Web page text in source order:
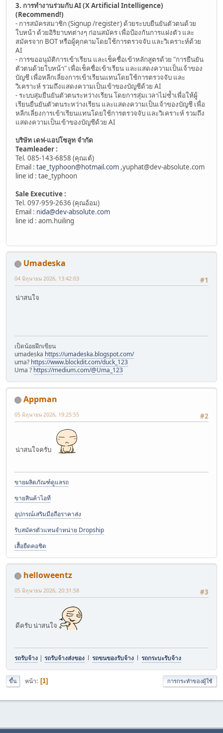
3. การทำงานร่วมกับ AI (X Artificial Intelligence)
(Recommend!)
- การสมัครสมาชิก (Signup /register) ด้วยระบบยืนยันตัวตนด้วย
ใบหน้า ด้วยอิริยาบทต่างๆ ก่อนสมัคร เพื่อป้องกันการแฝงตัว และ
สมัครจาก BOT หรือผู้คุกคามโดยใช้การตรวจจับ และวิเคราะห์ด้วย
AI
- การขออนุมัติการเข้าเรียน และเช็คชื่อเข้าหลักสูตรด้วย "การยืนยัน
ตัวตนด้วยใบหน้า" เพื่อเช็คชื่อเข้าเรียน และแสดงความเป็นเจ้าของ
บัญชี เพื่อหลีกเลี่ยงการเข้าเรียนแทนโดยใช้การตรวจจับ และ
วิเคราะห์ รวมถึงแสดงความเป็นเข้าของบัญชีด้วย AI
- ระบบสุ่มยืนยันตัวตนระหว่างเรียน โดยการสุ่มเวลาไม่ซ้ำเพื่อให้ผู้
เรียนยืนยันตัวตนระหว่างเรียน และแสดงความเป็นเจ้าของบัญชี เพื่อ
หลีกเลี่ยงการเข้าเรียนแทนโดยใช้การตรวจจับ และวิเคราะห์ รวมถึง
แสดงความเป็นเข้าของบัญชีด้วย AI
บริษัท เดฟ-แอปโซลูท จำกัด
Teamleader :
Tel. 085-143-6858 (คุณเต้)
Email : tae_typhoon@hotmail.com ,yuphat@dev-absolute.com
line id : tae_typhoon
Sale Executive :
Tel. 097-959-2636 (คุณอ้อม)
Email : nida@dev-absolute.com
line id : aom.huiling
Umadeska
#1
04 มิถุนายน 2026, 13:42:03
น่าสนใจ
เป็ดน้อยฝึกเขียน
umadeska https://umadeska.blogspot.com/
uma? https://www.blockdit.com/duck_123
Uma ? https://medium.com/@Uma_123
Appman
#2
05 มิถุนายน 2026, 19:25:55
น่าสนใจครับ
ขายผลิตภัณฑ์ดูแลรถ
ขายสินค้าไอที
อุปกรณ์เสริมมือถือราคาส่ง
รับสมัครตัวแทนจำหน่าย Dropship
เสื้อยืดคอชิด
helloweentz
#3
05 มิถุนายน 2026, 20:31:58
ดีครับ น่าสนใจ
รถรับจ้าง | รถรับจ้างส่งของ l รถขนของรับจ้าง l รถกระบะรับจ้าง
ขึ้น หน้า 1 การกระทำของผู้ใช้